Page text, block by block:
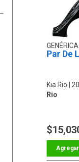
GENÉRICA
Par De
Kia Rio
Rio